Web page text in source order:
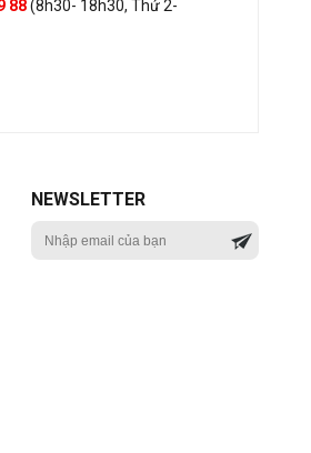
88(8h30- 18h30, Thứ 2-
NEWSLETTER